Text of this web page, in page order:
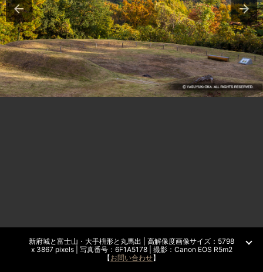
新府城と富士山・大手枡形と丸馬出 | 高解像度画像サイズ：5798
x 3867 pixels | 写真番号：6F1A5178 | 撮影：Canon EOS R5m2
【お問い合わせ】